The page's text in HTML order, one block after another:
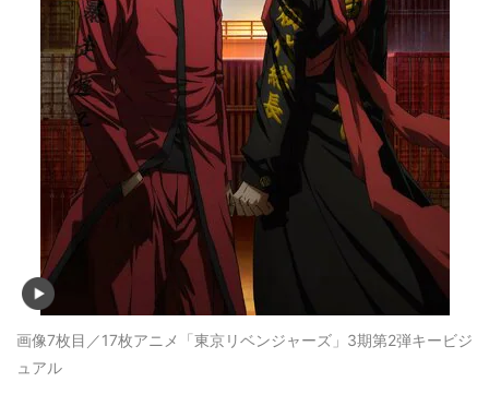
画像7枚目／17枚アニメ「東京リベンジャーズ」3期第2弾キービジ
ュアル